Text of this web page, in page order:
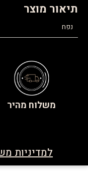
תיאור מוצר
נפח
משלוח מהיר
למדיניות